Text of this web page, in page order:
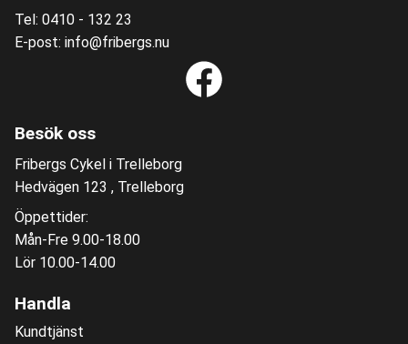
Tel: 0410 - 132 23
E-post: info@fribergs.nu
Besök oss
Fribergs Cykel i Trelleborg
Hedvägen 123 , Trelleborg
Öppettider:
Mån-Fre 9.00-18.00
Lör 10.00-14.00
Handla
Kundtjänst